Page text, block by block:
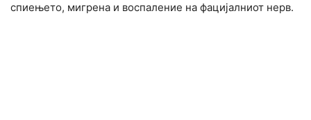
спиењето, мигрена и воспаление на фацијалниот нерв.